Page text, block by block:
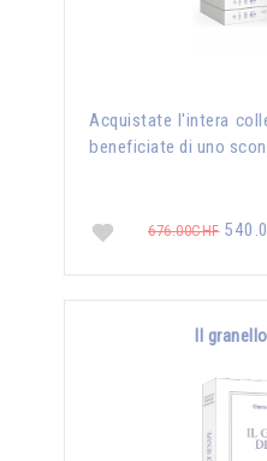
Acquistate l'intera
beneficiate di uno
676.00CHF
Il